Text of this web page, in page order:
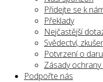
Přidejte se k
Překlady
Nejčastější
Svědectví,
Potvrzení o daru
Zásady
Podpořte nás